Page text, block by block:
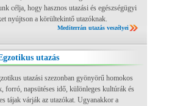
célja, hogy hasznos utazási és egészségügyi
nyújtson a körültekintő utazóknak.
Mediterrán utazás veszélyei
utazás
utazási szezonban gyönyörű homokos
forró, napsütéses idő, különleges kultúrák és
tájak várják az utazókat. Ugyanakkor a